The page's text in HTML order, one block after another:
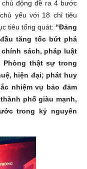
chủ động đề ra 4 bước
yếu với 18 chỉ tiêu
tiêu tổng quát: “Đảng
tăng tốc bứt phá
sách, pháp luật
Phòng thật sự trong
hiện đại; phát huy
nhiệm vụ bảo đảm
phố giàu mạnh,
trong kỷ nguyên